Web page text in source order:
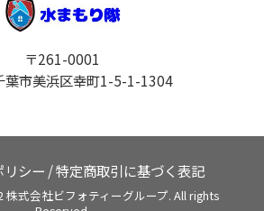
〒261-0001
葉市美浜区幸町1-5-1-1304
リシー /特定商取引に基づく表記
株式会社ビフォティーグループ. All rights